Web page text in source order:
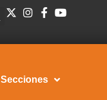
Secciones